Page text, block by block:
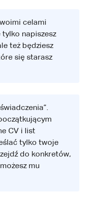
celami
tylko napiszesz
też będziesz
się starasz
CV i list
tylko twoje
do konkretów,
mu